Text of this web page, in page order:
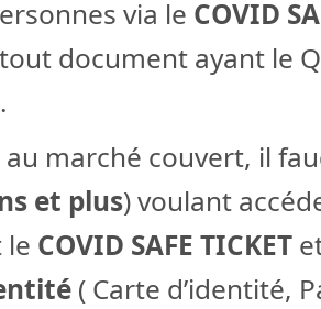
via le COVID
document ayant le
marché couvert, il
et plus) voulant
le COVID SAFE TICKET
( Carte d’identité,